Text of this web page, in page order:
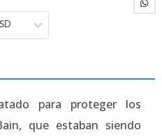
para proteger los
que estaban siendo